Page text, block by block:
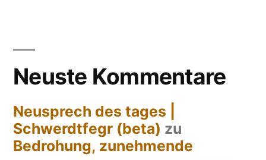
Neuste Kommentare
Neusprech des tages |
Schwerdtfegr (beta) zu
Bedrohung, zunehmende